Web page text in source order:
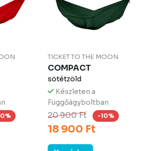
TICKET TO THE MOON
COMPACT
sötétzöld
Készleten a
Függőágyboltban
20 900 Ft -10%
18 900 Ft